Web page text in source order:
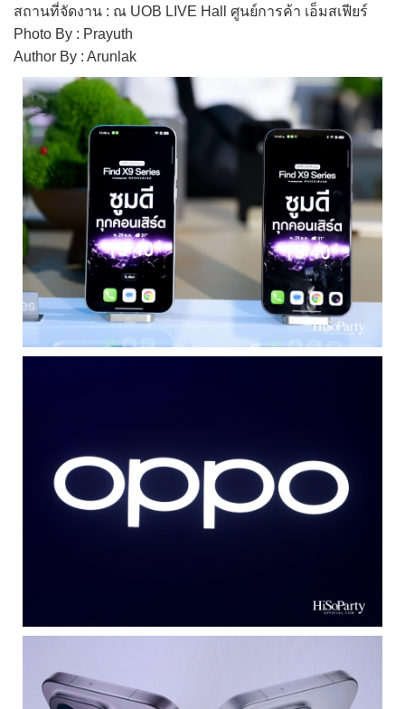
สถานที่จัดงาน : ณ UOB LIVE Hall ศูนย์การค้า เอ็มสเฟียร์
Photo By : Prayuth
Author By : Arunlak